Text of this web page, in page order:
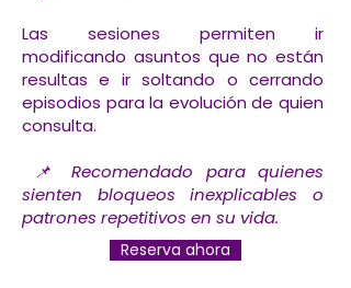
Las sesiones permiten ir
modificando asuntos que no están
resultas e ir soltando o cerrando
episodios para la evolución de quien
consulta.
📌 Recomendado para quienes
sienten bloqueos inexplicables o
patrones repetitivos en su vida.
Reserva ahora